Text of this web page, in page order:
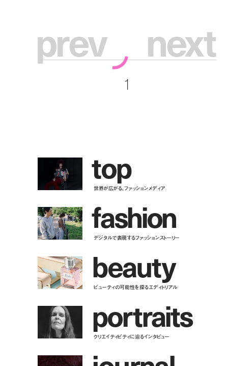
prev next
1
top
世界が広がる、ファッションメディア
fashion
デジタルで表現するファッションストーリー
beauty
ビューティの可能性を探るエディトリアル
portraits
クリエイティビティに迫るインタビュー